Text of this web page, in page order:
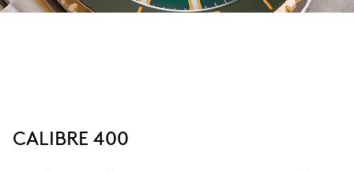
CALIBRE 400